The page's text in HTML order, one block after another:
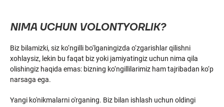
NIMA UCHUN VOLONTYORLIK?
Biz bilamizki, siz ko‘ngilli bo‘lganingizda o‘zgarishlar qilishni
xohlaysiz, lekin bu faqat biz yoki jamiyatingiz uchun nima qila
olishingiz haqida emas: bizning ko‘ngillilarimiz ham tajribadan ko‘p
narsaga ega.
Yangi ko'nikmalarni o'rganing. Biz bilan ishlash uchun oldingi